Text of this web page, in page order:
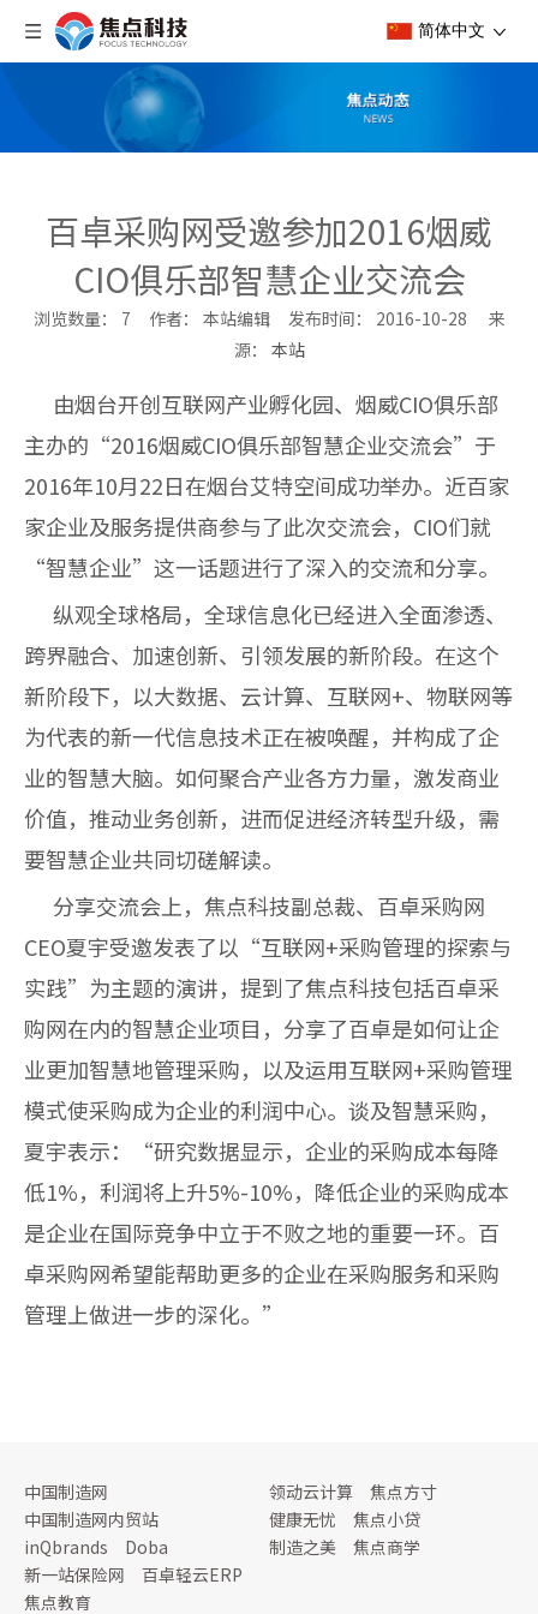
简体中文
百卓采购网受邀参加2016烟威
CIO俱乐部智慧企业交流会
浏览数量： 7 作者： 本站编辑 发布时间： 2016-10-28 来
源： 本站
由烟台开创互联网产业孵化园、烟威CIO俱乐部
主办的“2016烟威CIO俱乐部智慧企业交流会”于
2016年10月22日在烟台艾特空间成功举办。近百家
家企业及服务提供商参与了此次交流会，CIO们就
“智慧企业”这一话题进行了深入的交流和分享。
纵观全球格局，全球信息化已经进入全面渗透、
跨界融合、加速创新、引领发展的新阶段。在这个
新阶段下，以大数据、云计算、互联网+、物联网等
为代表的新一代信息技术正在被唤醒，并构成了企
业的智慧大脑。如何聚合产业各方力量，激发商业
价值，推动业务创新，进而促进经济转型升级，需
要智慧企业共同切磋解读。
分享交流会上，焦点科技副总裁、百卓采购网
CEO夏宇受邀发表了以“互联网+采购管理的探索与
实践”为主题的演讲，提到了焦点科技包括百卓采
购网在内的智慧企业项目，分享了百卓是如何让企
业更加智慧地管理采购，以及运用互联网+采购管理
模式使采购成为企业的利润中心。谈及智慧采购，
夏宇表示：“研究数据显示，企业的采购成本每降
低1%，利润将上升5%-10%，降低企业的采购成本
是企业在国际竞争中立于不败之地的重要一环。百
卓采购网希望能帮助更多的企业在采购服务和采购
管理上做进一步的深化。”
中国制造网
中国制造网内贸站
inQbrands
Doba
新一站保险网
百卓轻云ERP
焦点教育
领动云计算
焦点方寸
健康无忧
焦点小贷
制造之美
焦点商学